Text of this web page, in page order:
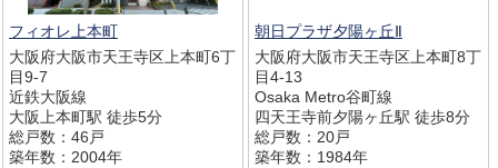
フィオレ上本町
大阪府大阪市天王寺区上本町6丁
目9-7
近鉄大阪線
大阪上本町駅 徒歩5分
総戸数：46戸
築年数：2004年
朝日プラザ夕陽ヶ丘Ⅱ
大阪府大阪市天王寺区上本町8丁
目4-13
Osaka Metro谷町線
四天王寺前夕陽ヶ丘駅 徒歩8分
総戸数：20戸
築年数：1984年